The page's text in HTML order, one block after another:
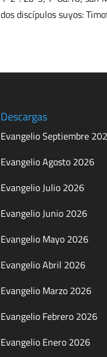
dos discípulos suyos:
Descargas
Evangelio Septiembre
Evangelio Agosto 2026
Evangelio Julio 2026
Evangelio Junio 2026
Evangelio Mayo 2026
Evangelio Abril 2026
Evangelio Marzo 2026
Evangelio Febrero 2026
Evangelio Enero 2026